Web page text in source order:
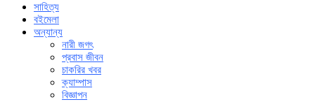
সাহিত্য
বইমেলা
অন্যান্য
নারী জগৎ
প্রবাস জীবন
চাকরির খবর
ক্যাম্পাস
বিজ্ঞাপন